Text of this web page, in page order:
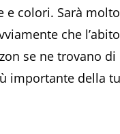
e colori. Sarà molto
che
se ne trovano
importante della